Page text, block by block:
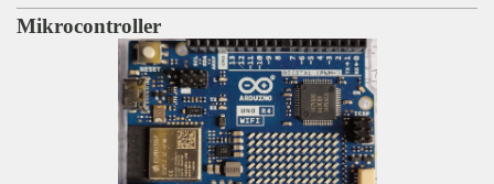
Mikrocontroller